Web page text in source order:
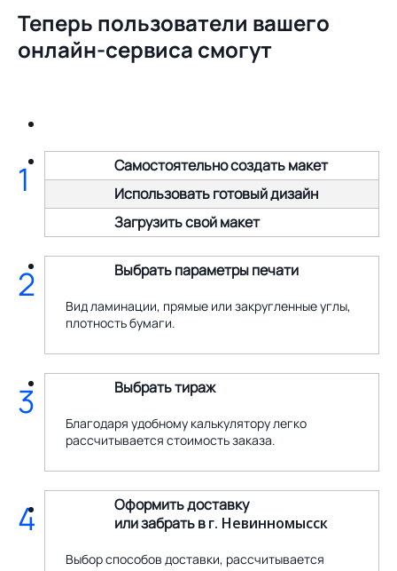
Теперь пользователи вашего
онлайн-сервиса смогут
Самостоятельно создать макет
Использовать готовый дизайн
Загрузить свой макет
1
Выбрать параметры печати
Вид ламинации, прямые или закругленные углы,
плотность бумаги.
2
Выбрать тираж
Благодаря удобному калькулятору легко
рассчитывается стоимость заказа.
3
Оформить доставку
или забрать вг. Невинномысск
Выбор способов доставки, рассчитывается
4